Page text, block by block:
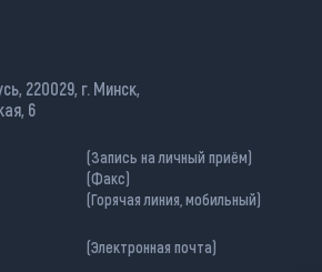
220029, г. Минск,
6
(Запись на личный приём)
(Факс)
(Горячая линия, мобильный)
(Электронная почта)